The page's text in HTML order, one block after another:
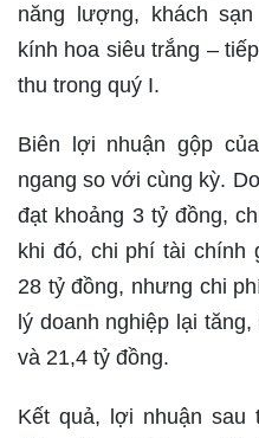
năng lượng, khách
kính hoa siêu trắng –
thu trong quý I.
Biên lợi nhuận gộp
ngang so với cùng kỳ.
đạt khoảng 3 tỷ đồng,
khi đó, chi phí tài chính
28 tỷ đồng, nhưng chi
lý doanh nghiệp lại
và 21,4 tỷ đồng.
Kết quả, lợi nhuận